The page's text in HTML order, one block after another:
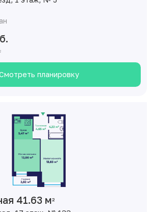
планировку
41.63 м2